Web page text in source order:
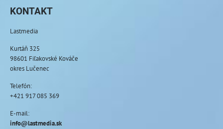
KONTAKT
Lastmedia
Kurtáň 325
98601 Fiľakovské Kováče
okres Lučenec
Telefón:
+421 917 085 369
E-mail:
info@lastmedia.sk